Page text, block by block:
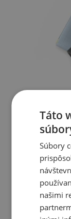
Táto
Súbory
našimi